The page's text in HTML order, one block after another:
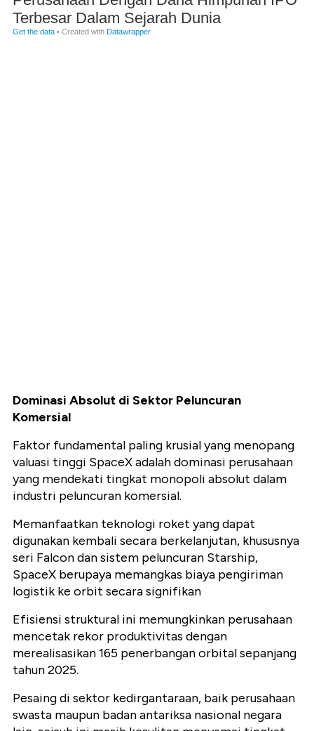
Dominasi Absolut di Sektor Peluncuran
Komersial
Faktor fundamental paling krusial yang menopang
valuasi tinggi SpaceX adalah dominasi perusahaan
yang mendekati tingkat monopoli absolut dalam
industri peluncuran komersial.
Memanfaatkan teknologi roket yang dapat
digunakan kembali secara berkelanjutan, khususnya
seri Falcon dan sistem peluncuran Starship,
SpaceX berupaya memangkas biaya pengiriman
logistik ke orbit secara signifikan
Efisiensi struktural ini memungkinkan perusahaan
mencetak rekor produktivitas dengan
merealisasikan 165 penerbangan orbital sepanjang
tahun 2025.
Pesaing di sektor kedirgantaraan, baik perusahaan
swasta maupun badan antariksa nasional negara